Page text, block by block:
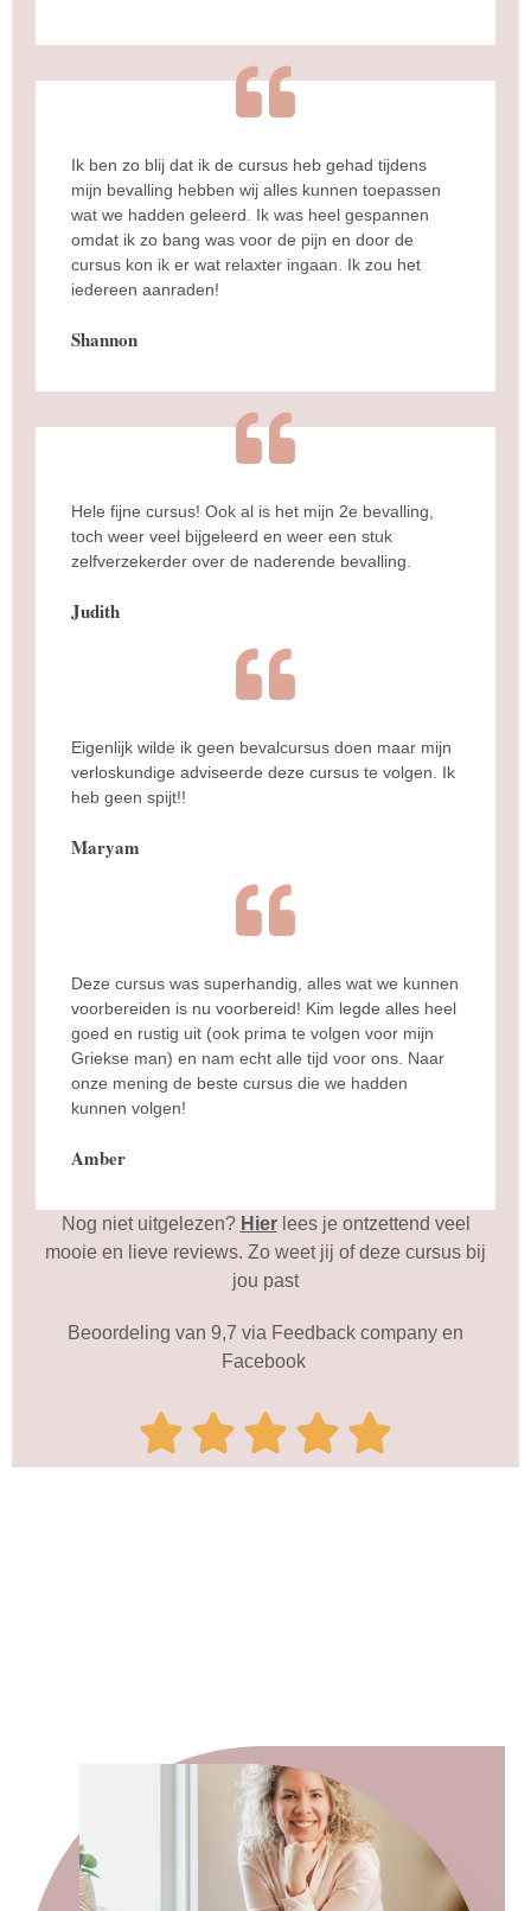
Ik ben zo blij dat ik de cursus heb gehad tijdens
mijn bevalling hebben wij alles kunnen toepassen
wat we hadden geleerd. Ik was heel gespannen
omdat ik zo bang was voor de pijn en door de
cursus kon ik er wat relaxter ingaan. Ik zou het
iedereen aanraden!
Shannon
Hele fijne cursus! Ook al is het mijn 2e bevalling,
toch weer veel bijgeleerd en weer een stuk
zelfverzekerder over de naderende bevalling.
Judith
Eigenlijk wilde ik geen bevalcursus doen maar mijn
verloskundige adviseerde deze cursus te volgen. Ik
heb geen spijt!!
Maryam
Deze cursus was superhandig, alles wat we kunnen
voorbereiden is nu voorbereid! Kim legde alles heel
goed en rustig uit (ook prima te volgen voor mijn
Griekse man) en nam echt alle tijd voor ons. Naar
onze mening de beste cursus die we hadden
kunnen volgen!
Amber
Nog niet uitgelezen? Hierlees je ontzettend veel
mooie en lieve reviews. Zo weet jij of deze cursus bij
jou past
Beoordeling van 9,7 via Feedback company en
Facebook
    